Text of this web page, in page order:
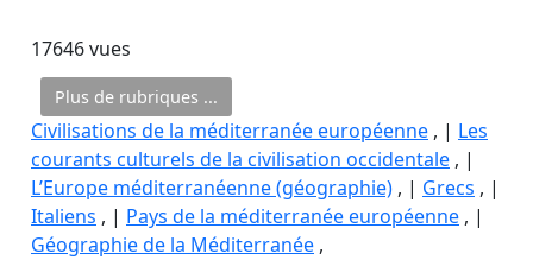
17646 vues
Plus de rubriques ...
Civilisations de la méditerranée européenne , | Les
courants culturels de la civilisation occidentale , |
L’Europe méditerranéenne (géographie) , | Grecs , |
Italiens , | Pays de la méditerranée européenne , |
Géographie de la Méditerranée ,